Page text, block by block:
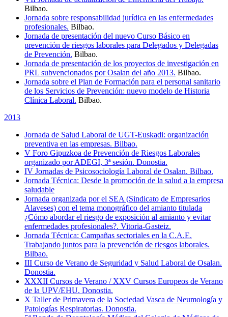
Bilbao.
Jornada sobre responsabilidad jurídica en las enfermedades
profesionales. Bilbao.
Jornada de presentación del nuevo Curso Básico en
prevención de riesgos laborales para Delegados y Delegadas
de Prevención. Bilbao.
Jornada de presentación de los proyectos de investigación en
PRL subvencionados por Osalan del año 2013. Bilbao.
Jornada sobre el Plan de Formación para el personal sanitario
de los Servicios de Prevención: nuevo modelo de Historia
Clínica Laboral. Bilbao.
2013
Jornada de Salud Laboral de UGT-Euskadi: organización
preventiva en las empresas. Bilbao.
V Foro Gipuzkoa de Prevención de Riesgos Laborales
organizado por ADEGI, 3ª sesión. Donostia.
IV Jornadas de Psicosociología Laboral de Osalan. Bilbao.
Jornada Técnica: Desde la promoción de la salud a la empresa
saludable
Jornada organizada por el SEA (Sindicato de Empresarios
Alaveses) con el tema monográfico del amianto titulada
¿Cómo abordar el riesgo de exposición al amianto y evitar
enfermedades profesionales?. Vitoria-Gasteiz.
Jornada Técnica: Campañas sectoriales en la C.A.E.
Trabajando juntos para la prevención de riesgos laborales.
Bilbao.
III Curso de Verano de Seguridad y Salud Laboral de Osalan.
Donostia.
XXXII Cursos de Verano / XXV Cursos Europeos de Verano
de la UPV/EHU. Donostia.
X Taller de Primavera de la Sociedad Vasca de Neumología y
Patologías Respiratorias. Donostia.